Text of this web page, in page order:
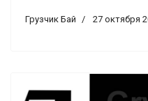
Грузчик Бай 27 октября